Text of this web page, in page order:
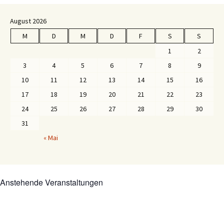
August 2026
M
D M D F S
S
1
2
3
4 5 6 7 8
9
10
11 12 13 14 15
16
17
18 19 20 21 22
23
24
25 26 27 28 29
30
31
« Mai
Anstehende Veranstaltungen